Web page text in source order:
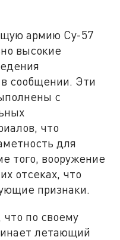
армию Су-57
высокие
сообщении. Эти
с
что
для
того, вооружение
отсеках, что
признаки.
по своему
летающий